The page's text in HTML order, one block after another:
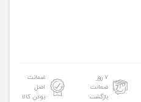
۷ روز
ضمانت
بازگشت
ضمانت
اصل
بودن کالا